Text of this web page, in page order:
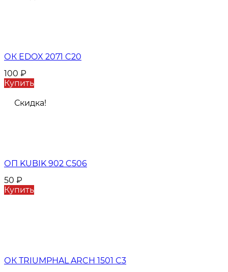
ОК EDOX 2071 C20
100 ₽
Купить
Скидка!
ОП KUBIK 902 C506
50 ₽
Купить
ОК TRIUMPHAL ARCH 1501 C3